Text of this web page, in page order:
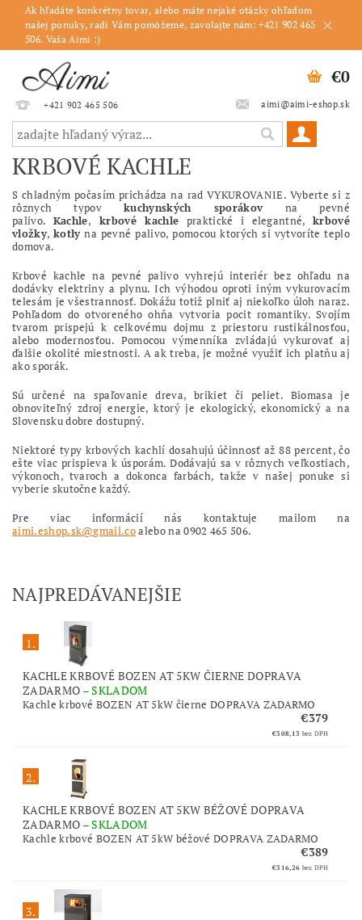
Ak hľadáte konkrétny tovar, alebo máte nejaké otázky ohľadom
našej ponuky, radi Vám pomôžeme, zavolajte nám: +421 902 465
506. Vaša Aimi :)
+421 902 465 506 aimi@aimi-eshop.sk
€0
KRBOVÉ KACHLE
S chladným počasím prichádza na rad VYKUROVANIE. Vyberte si z
rôznych typovkuchynských sporákovna pevné
palivo. Kachle, krbové kachle praktické i elegantné,krbové
vložky,kotly na pevné palivo, pomocou ktorých si vytvoríte teplo
domova.
Krbové kachle na pevné palivo vyhrejú interiér bez ohľadu na
dodávky elektriny a plynu. Ich výhodou oproti iným vykurovacím
telesám je všestrannosť. Dokážu totiž plniť aj niekoľko úloh naraz.
Pohľadom do otvoreného ohňa vytvoria pocit romantiky. Svojím
tvarom prispejú k celkovému dojmu z priestoru rustikálnosťou,
alebo modernosťou. Pomocou výmenníka zvládajú vykurovať aj
ďalšie okolité miestnosti. A ak treba, je možné využiť ich platňu aj
ako sporák.
Sú určené na spaľovanie dreva, brikiet či peliet. Biomasa je
obnoviteľný zdroj energie, ktorý je ekologický, ekonomický a na
Slovensku dobre dostupný.
Niektoré typy krbových kachlí dosahujú účinnosť až 88 percent, čo
ešte viac prispieva k úsporám. Dodávajú sa v rôznych veľkostiach,
výkonoch, tvaroch a dokonca farbách, takže v našej ponuke si
vyberie skutočne každý.
Pre viac informácií nás kontaktuje mailom na
aimi.eshop.sk@gmail.coalebo na 0902 465 506.
NAJPREDÁVANEJŠIE
1.
KACHLE KRBOVÉ BOZEN AT 5KW ČIERNE DOPRAVA
ZADARMO –SKLADOM
Kachle krbové BOZEN AT 5kW čierne DOPRAVA ZADARMO
€379
€308,13 bez DPH
2.
KACHLE KRBOVÉ BOZEN AT 5KW BÉŽOVÉ DOPRAVA
ZADARMO –SKLADOM
Kachle krbové BOZEN AT 5kW béžové DOPRAVA ZADARMO
€389
€316,26 bez DPH
3.